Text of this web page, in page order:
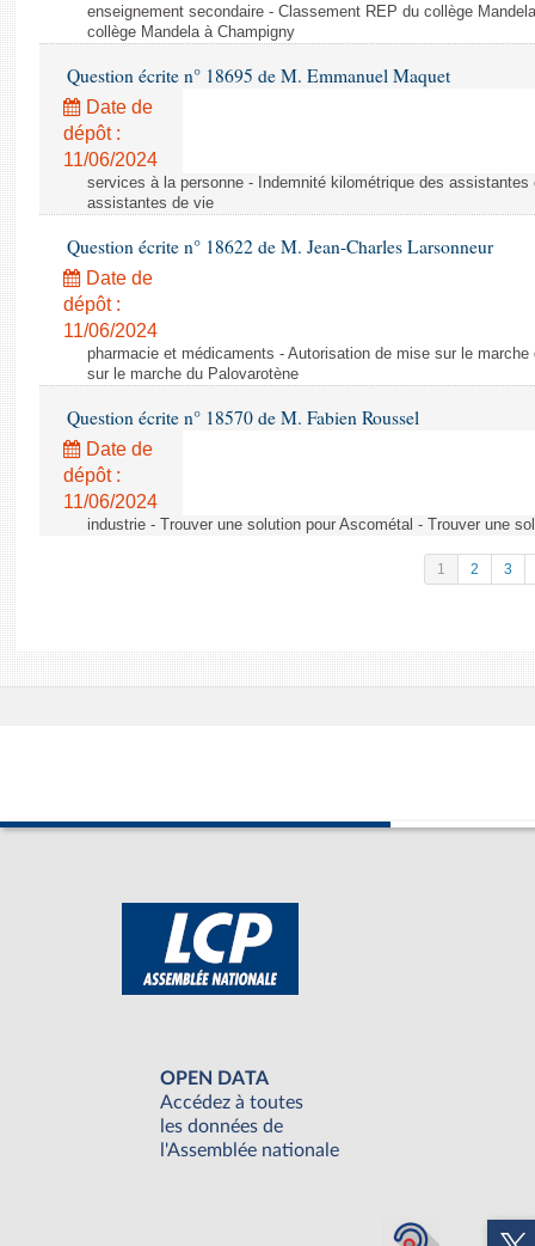
enseignement secondaire - Classement REP du collège
collège Mandela à Champigny
Question écrite n° 18695 de M. Emmanuel Maquet
Date de
dépôt :
11/06/2024
services à la personne - Indemnité kilométrique des
assistantes de vie
Question écrite n° 18622 de M. Jean-Charles Larsonneur
Date de
dépôt :
11/06/2024
pharmacie et médicaments - Autorisation de mise sur le
sur le marche du Palovarotène
Question écrite n° 18570 de M. Fabien Roussel
Date de
dépôt :
11/06/2024
industrie - Trouver une solution pour Ascométal - Trouver une
1 2 3
OPEN DATA
Accédez à toutes
les données de
l'Assemblée nationale